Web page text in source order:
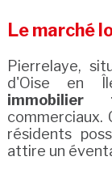
Le marché
Pierrelaye,
d'Oise en
immobilier
résidents
attire un